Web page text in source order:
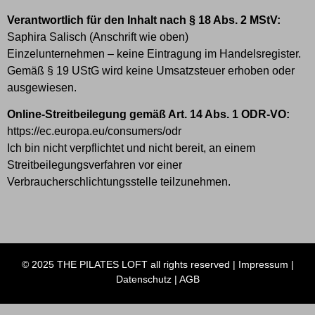
Verantwortlich für den Inhalt nach § 18 Abs. 2 MStV:
Saphira Salisch (Anschrift wie oben)
Einzelunternehmen – keine Eintragung im Handelsregister.
Gemäß § 19 UStG wird keine Umsatzsteuer erhoben oder
ausgewiesen.
Online-Streitbeilegung gemäß Art. 14 Abs. 1 ODR-VO:
https://ec.europa.eu/consumers/odr
Ich bin nicht verpflichtet und nicht bereit, an einem
Streitbeilegungsverfahren vor einer
Verbraucherschlichtungsstelle teilzunehmen.
© 2025 THE PILATES LOFT all rights reserved | Impressum |
Datenschutz| AGB